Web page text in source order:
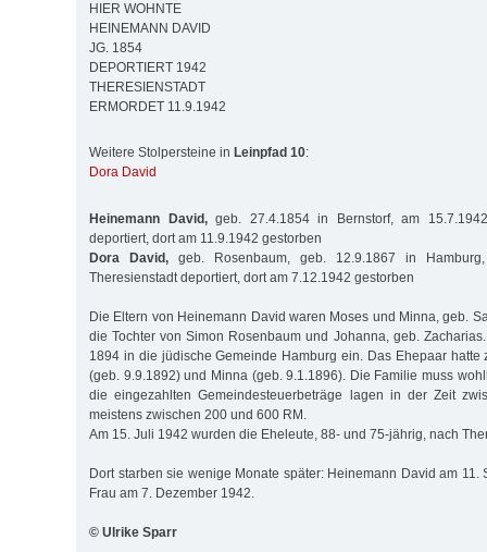
HIER WOHNTE
HEINEMANN DAVID
JG. 1854
DEPORTIERT 1942
THERESIENSTADT
ERMORDET 11.9.1942
Weitere Stolpersteine in Leinpfad 10:
Dora David
Heinemann David,geb. 27.4.1854 in Bernstorf, am
deportiert, dort am 11.9.1942 gestorben
Dora David, geb. Rosenbaum, geb. 12.9.1867 in
Theresienstadt deportiert, dort am 7.12.1942 gestorben
Die Eltern von Heinemann David waren Moses und Minna, geb.
die Tochter von Simon Rosenbaum und Johanna, geb.
1894 in die jüdische Gemeinde Hamburg ein. Das Ehepaar hatte
(geb. 9.9.1892) und Minna (geb. 9.1.1896). Die Familie muss
die eingezahlten Gemeindesteuerbeträge lagen in der Zeit
meistens zwischen 200 und 600 RM.
Am 15. Juli 1942 wurden die Eheleute, 88- und 75-jährig, nach
Dort starben sie wenige Monate später: Heinemann David am 11.
Frau am 7. Dezember 1942.
© Ulrike Sparr